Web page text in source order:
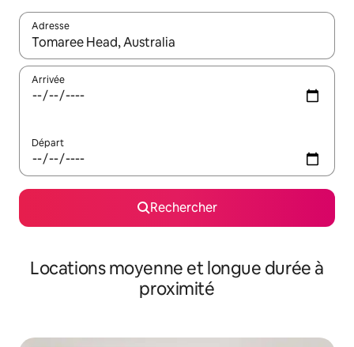
Adresse
Lorsque les résultats s'affichent, utilisez les flèches vers le
Arrivée
Départ
Rechercher
Locations moyenne et longue durée à
proximité